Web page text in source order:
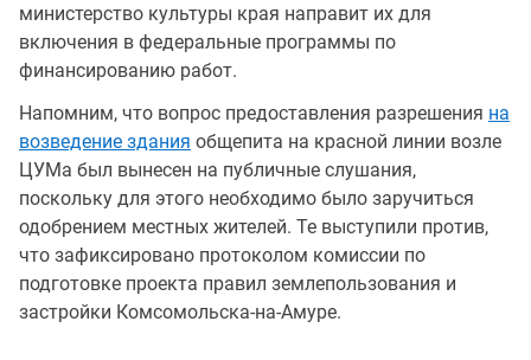
министерство культуры края направит их для
включения в федеральные программы по
финансированию работ.
Напомним, что вопрос предоставления разрешения на
возведение здания общепита на красной линии возле
ЦУМа был вынесен на публичные слушания,
поскольку для этого необходимо было заручиться
одобрением местных жителей. Те выступили против,
что зафиксировано протоколом комиссии по
подготовке проекта правил землепользования и
застройки Комсомольска-на-Амуре.